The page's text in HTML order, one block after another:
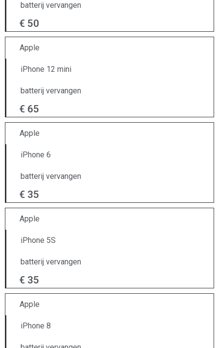
batterij vervangen
€ 50
Apple
iPhone 12 mini
batterij vervangen
€ 65
Apple
iPhone 6
batterij vervangen
€ 35
Apple
iPhone 5S
batterij vervangen
€ 35
Apple
iPhone 8